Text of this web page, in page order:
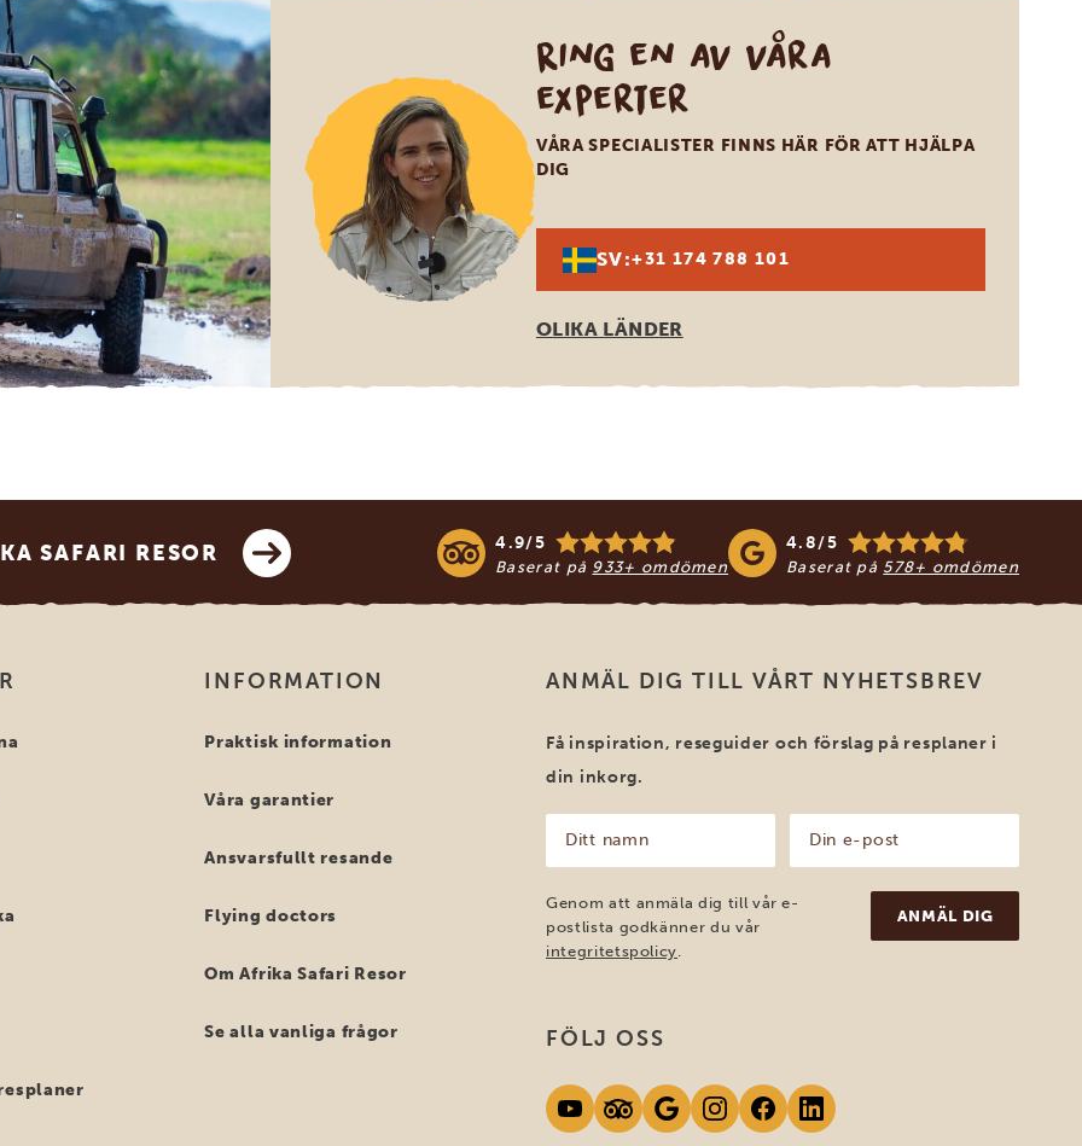
Ring en av våra
experter
VÅRA SPECIALISTER FINNS HÄR FÖR ATT HJÄLPA
DIG
SV:+31 174 788 101
OLIKA LÄNDER
SAFARI RESOR 4.9/5
Baserat på 933+ omdömen
4.8/5
Baserat på 578+ omdömen
INFORMATION
Praktisk information
Våra garantier
Ansvarsfullt resande
Flying doctors
Om Afrika Safari Resor
Se alla vanliga frågor
ANMÄL DIG TILL VÅRT NYHETSBREV
Få inspiration, reseguider och förslag på resplaner i
din inkorg.
namn
(Obligatoriskt)
post
(Obligatoriskt)
Genom att anmäla dig till vår e-
postlista godkänner du vår
integritetspolicy.
FÖLJ OSS